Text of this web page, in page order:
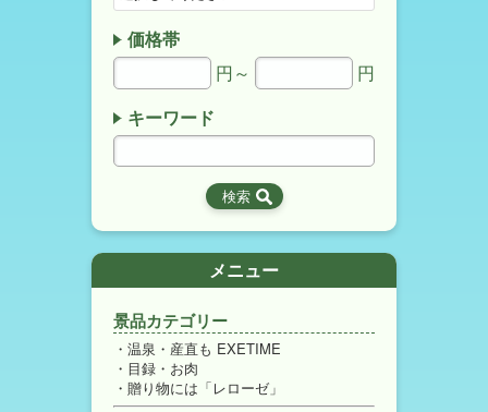
価格帯
円～
円
キーワード
メニュー
景品カテゴリー
温泉・産直も EXETIME
目録・お肉
贈り物には「レローゼ」